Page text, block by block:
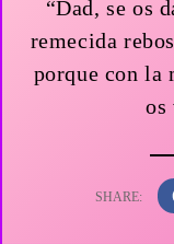
“Dad, se os
remecida
porque con la
os